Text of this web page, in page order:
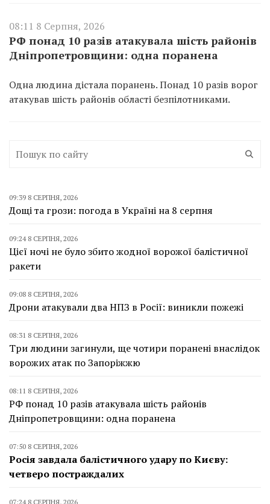
08:11 8 Серпня, 2026
РФ понад 10 разів атакувала шість районів
Дніпропетровщини: одна поранена
Одна людина дістала поранень. Понад 10 разів ворог
атакував шість районів області безпілотниками.
09:39 8 СЕРПНЯ, 2026
Дощі та грози: погода в Україні на 8 серпня
09:24 8 СЕРПНЯ, 2026
Цієї ночі не було збито жодної ворожої балістичної
ракети
09:08 8 СЕРПНЯ, 2026
Дрони атакували два НПЗ в Росії: виникли пожежі
08:31 8 СЕРПНЯ, 2026
Три людини загинули, ще чотири поранені внаслідок
ворожих атак по Запоріжжю
08:11 8 СЕРПНЯ, 2026
РФ понад 10 разів атакувала шість районів
Дніпропетровщини: одна поранена
07:50 8 СЕРПНЯ, 2026
Росія завдала балістичного удару по Києву:
четверо постраждалих
07:24 8 СЕРПНЯ, 2026